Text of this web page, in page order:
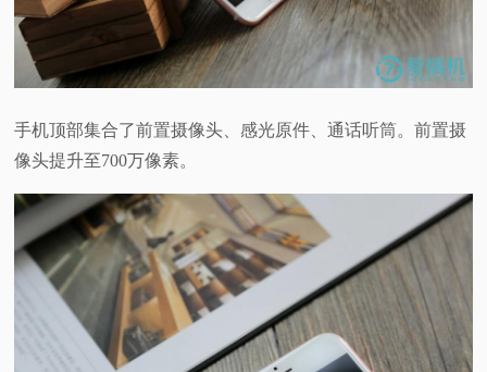
手机顶部集合了前置摄像头、感光原件、通话听筒。前置摄
像头提升至700万像素。